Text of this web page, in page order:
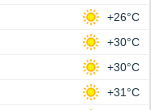
+26°C
+30°C
+30°C
+31°C